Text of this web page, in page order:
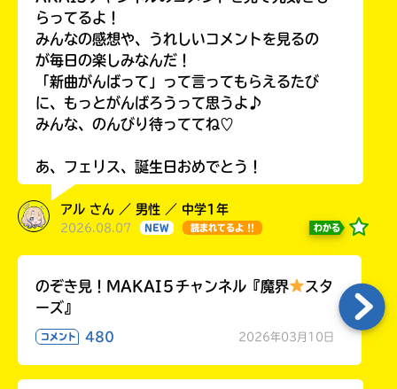
らってるよ！
みんなの感想や、うれしいコメントを見るの
が毎日の楽しみなんだ！
「新曲がんばって」って言ってもらえるたび
に、もっとがんばろうって思うよ♪
みんな、のんびり待っててね♡
あ、フェリス、誕生日おめでとう！
アル さん ／ 男性 ／ 中学1年
2026.08.07 NEW 読まれてるよ !! わかる
のぞき見！MAKAI５チャンネル『魔界
スタ
ーズ』
コメント 480 2026年03月10日